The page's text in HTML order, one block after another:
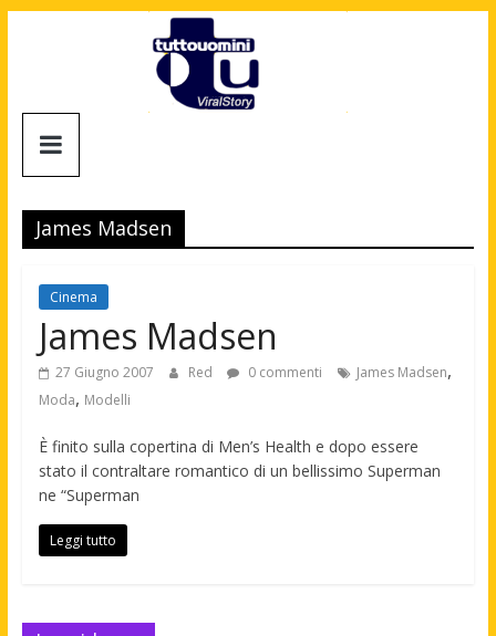
Tuttouomini
Tv,
Cinema,
gay
news
moda
James Madsen
Cinema
James Madsen
27 Giugno 2007 Red 0 commenti James Madsen,
Moda, Modelli
È finito sulla copertina di Men’s Health e dopo essere
stato il contraltare romantico di un bellissimo Superman
ne “Superman
Leggi tutto